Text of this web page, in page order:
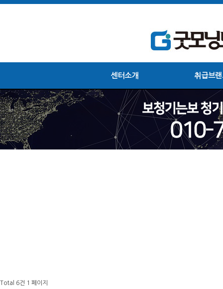
센터소개 취급브
Total 6건 1 페이지